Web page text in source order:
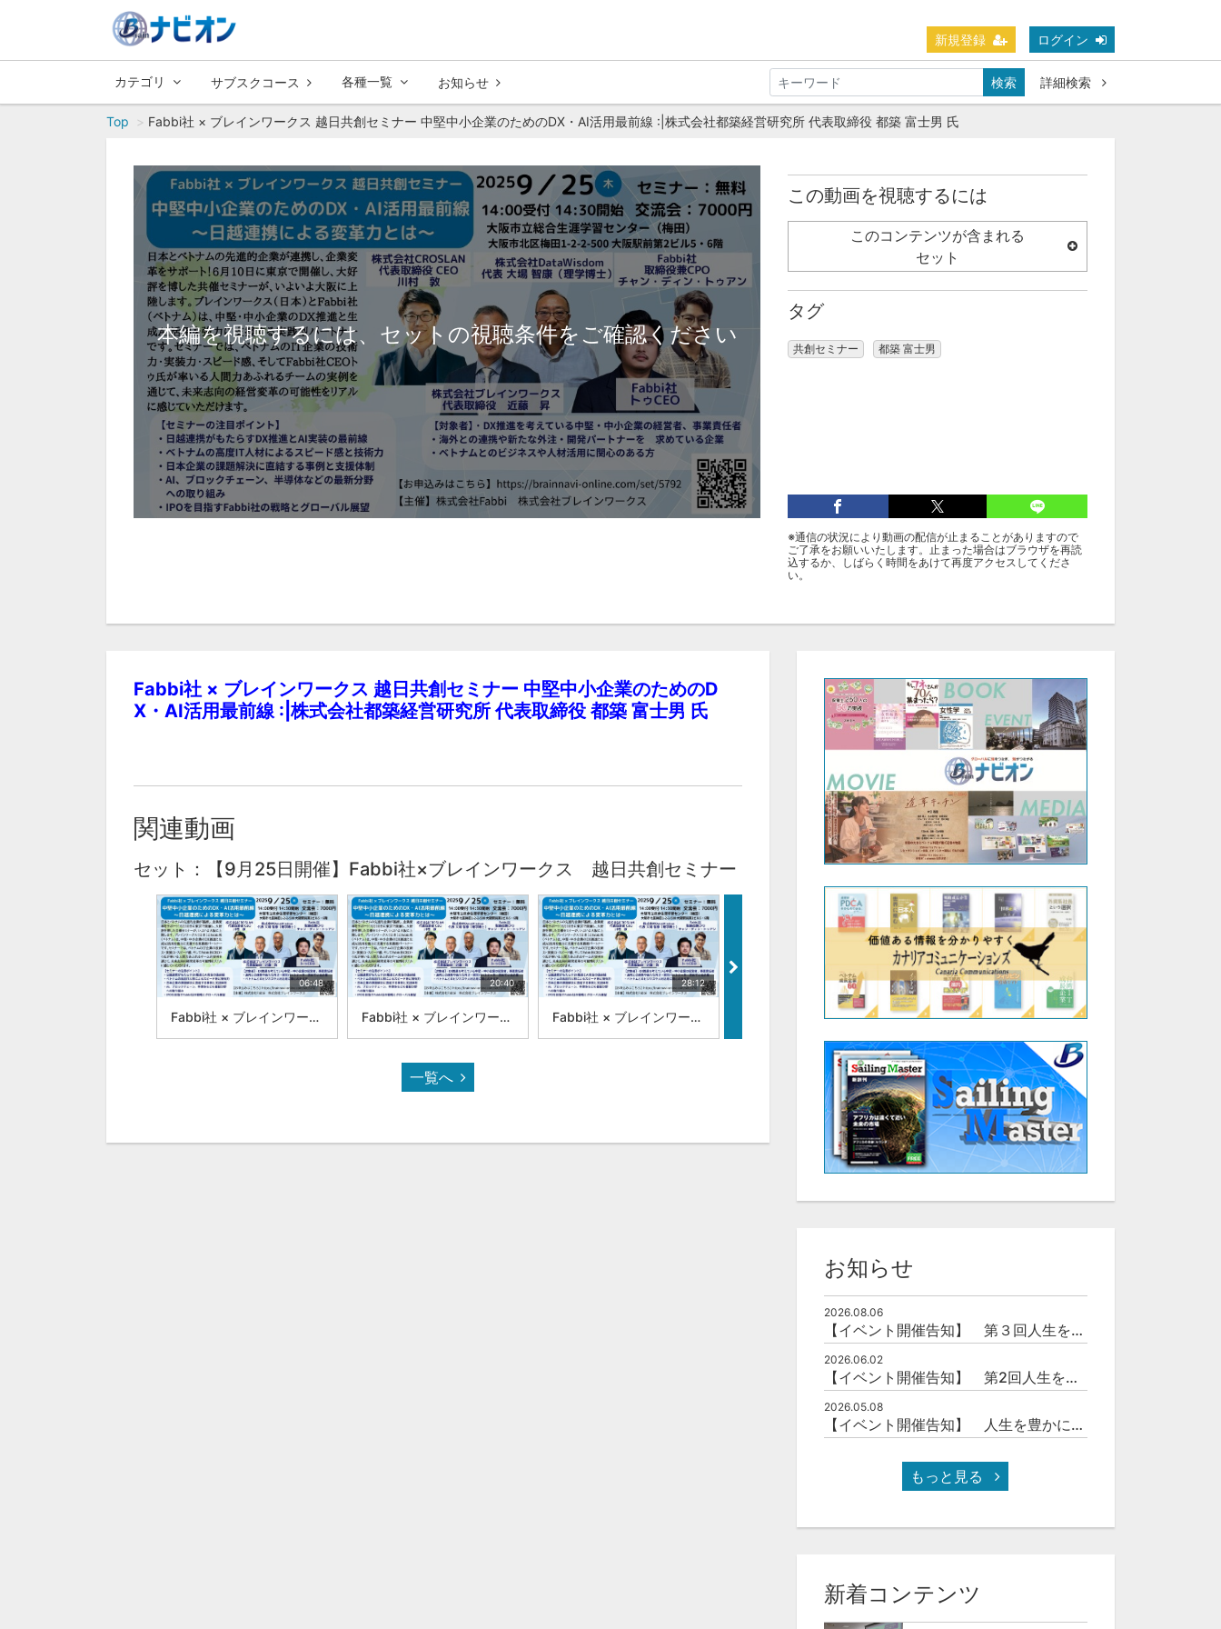
新規登録 ログイン
カテゴリ サブスクコース 各種一覧 お知らせ 検索 詳細検索
Top Fabbi社 × ブレインワークス 越日共創セミナー 中堅中小企業のためのDX・AI活用最前線 :|株式会社都築経営研究所 代表取締役 都築 富士男 氏
本編を視聴するには、セットの視聴条件をご確認ください
この動画を視聴するには
このコンテンツが含まれる
セット
タグ
共創セミナー 都築 富士男
※通信の状況により動画の配信が止まることがありますので
ご了承をお願いいたします。止まった場合はブラウザを再読
込するか、しばらく時間をあけて再度アクセスしてくださ
い。
Fabbi社 × ブレインワークス 越日共創セミナー 中堅中小企業のためのD
X・AI活用最前線 :|株式会社都築経営研究所 代表取締役 都築 富士男 氏
関連動画
セット：【9月25日開催】Fabbi社×ブレインワークス 越日共創セミナー
06:48
Fabbi社 × ブレインワークス 越日共創セミナー 中堅中小企業のためのDX・AI活用最前線 :|株式会社ブレインワークス 近藤 昇①
20:40
Fabbi社 × ブレインワークス 越日共創セミナー 中堅中小企業のためのDX・AI活用最前線 :|Fabbi社 CEO トゥ氏
28:12
Fabbi社 × ブレインワークス 越日共創セミナー 中堅中小企業のためのDX・AI活用最前線 :|Fabbi社 取締役兼CPO チャン・ディン・トゥアン 氏
28:59
Fabbi社 × ブレインワークス 越日共創セミナー 中堅中小企業のためのDX・AI活用最前線 :|株式会社DataWisdom 代表 大場 智康
31:25
Fabbi社 × ブレインワークス 越日共創セミナー 中堅中小企業のためのDX・AI活用最前線 :|株式会社ブレインワークス 近藤 昇②
一覧へ
お知らせ
2026.08.06
【イベント開催告知】 第３回人生を豊かにする「本の力」を学ぶ会
2026.06.02
【イベント開催告知】 第2回人生を豊かにする「本の力」を学ぶ会
2026.05.08
【イベント開催告知】 人生を豊かにする「本の力」を学ぶ会
もっと見る
新着コンテンツ